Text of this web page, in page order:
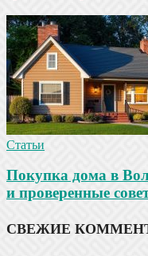
Статьи
Покупка дома в
и проверенные
СВЕЖИЕ